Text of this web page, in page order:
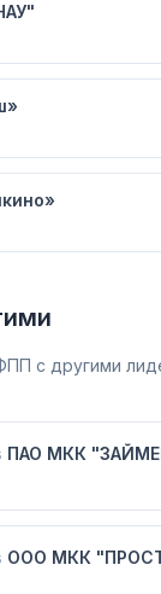
с другими
ПАО МКК
ООО МКК